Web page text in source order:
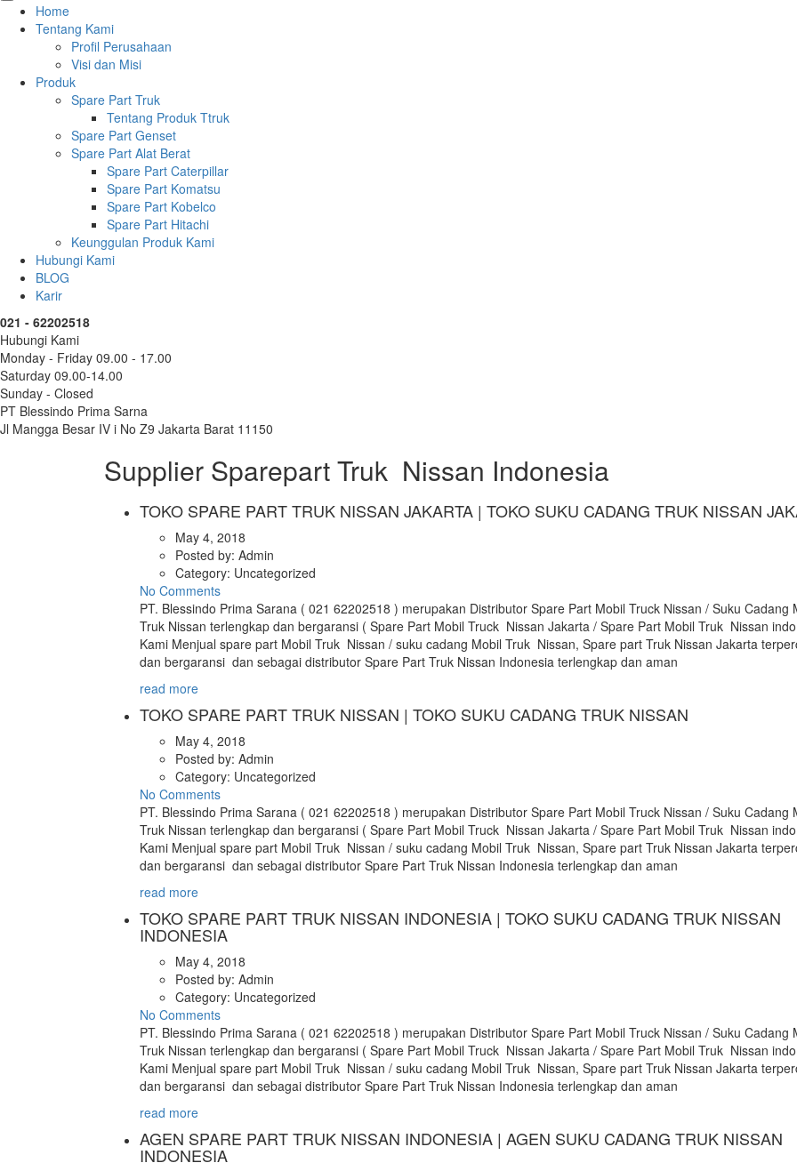
Home
Tentang Kami
Profil Perusahaan
Visi dan Misi
Produk
Spare Part Truk
Tentang Produk Ttruk
Spare Part Genset
Spare Part Alat Berat
Spare Part Caterpillar
Spare Part Komatsu
Spare Part Kobelco
Spare Part Hitachi
Keunggulan Produk Kami
Hubungi Kami
BLOG
Karir
021 - 62202518
Hubungi Kami
Monday - Friday 09.00 - 17.00
Saturday 09.00-14.00
Sunday - Closed
PT Blessindo Prima Sarna
Jl Mangga Besar IV i No Z9 Jakarta Barat 11150
Supplier Sparepart Truk Nissan Indonesia
TOKO SPARE PART TRUK NISSAN JAKARTA | TOKO SUKU CADANG TRUK NISSAN
May 4, 2018
Posted by: Admin
Category: Uncategorized
No Comments
PT. Blessindo Prima Sarana ( 021 62202518 ) merupakan Distributor Spare Part Mobil Truck Nissan / Suku Cadang
Truk Nissan terlengkap dan bergaransi ( Spare Part Mobil Truck Nissan Jakarta / Spare Part Mobil Truk Nissan
Kami Menjual spare part Mobil Truk Nissan / suku cadang Mobil Truk Nissan, Spare part Truk Nissan Jakarta
dan bergaransi dan sebagai distributor Spare Part Truk Nissan Indonesia terlengkap dan aman
read more
TOKO SPARE PART TRUK NISSAN | TOKO SUKU CADANG TRUK NISSAN
May 4, 2018
Posted by: Admin
Category: Uncategorized
No Comments
PT. Blessindo Prima Sarana ( 021 62202518 ) merupakan Distributor Spare Part Mobil Truck Nissan / Suku Cadang
Truk Nissan terlengkap dan bergaransi ( Spare Part Mobil Truck Nissan Jakarta / Spare Part Mobil Truk Nissan
Kami Menjual spare part Mobil Truk Nissan / suku cadang Mobil Truk Nissan, Spare part Truk Nissan Jakarta
dan bergaransi dan sebagai distributor Spare Part Truk Nissan Indonesia terlengkap dan aman
read more
TOKO SPARE PART TRUK NISSAN INDONESIA | TOKO SUKU CADANG TRUK NISSAN
INDONESIA
May 4, 2018
Posted by: Admin
Category: Uncategorized
No Comments
PT. Blessindo Prima Sarana ( 021 62202518 ) merupakan Distributor Spare Part Mobil Truck Nissan / Suku Cadang
Truk Nissan terlengkap dan bergaransi ( Spare Part Mobil Truck Nissan Jakarta / Spare Part Mobil Truk Nissan
Kami Menjual spare part Mobil Truk Nissan / suku cadang Mobil Truk Nissan, Spare part Truk Nissan Jakarta
dan bergaransi dan sebagai distributor Spare Part Truk Nissan Indonesia terlengkap dan aman
read more
AGEN SPARE PART TRUK NISSAN INDONESIA | AGEN SUKU CADANG TRUK NISSAN
INDONESIA